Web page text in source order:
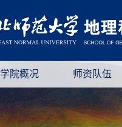
学院概况 师资队伍